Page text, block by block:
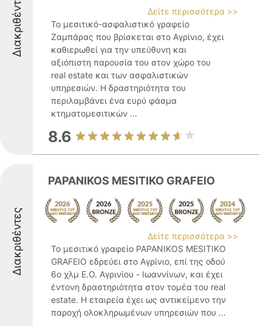
Διακριθέντες
Δείτε περισσότερα >>
Το μεσιτικό-ασφαλιστικό γραφείο
Ζαμπάρας που βρίσκεται στο Αγρίνιο, έχει
καθιερωθεί για την υπεύθυνη και
αξιόπιστη παρουσία του στον χώρο του
real estate και των ασφαλιστικών
υπηρεσιών. Η δραστηριότητα του
περιλαμβάνει ένα ευρύ φάσμα
κτηματομεσιτικών ...
8.6
Διακριθέντες
PAPANIKOS MESITIKO GRAFEIO
Δείτε περισσότερα >>
Το μεσιτικό γραφείο PAPANIKOS MESITIKO
GRAFEIO εδρεύει στο Αγρίνιο, επί της οδού
6ο χλμ Ε.Ο. Αγρινίου - Ιωαννίνων, και έχει
έντονη δραστηριότητα στον τομέα του real
estate. Η εταιρεία έχει ως αντικείμενο την
παροχή ολοκληρωμένων υπηρεσιών που ...